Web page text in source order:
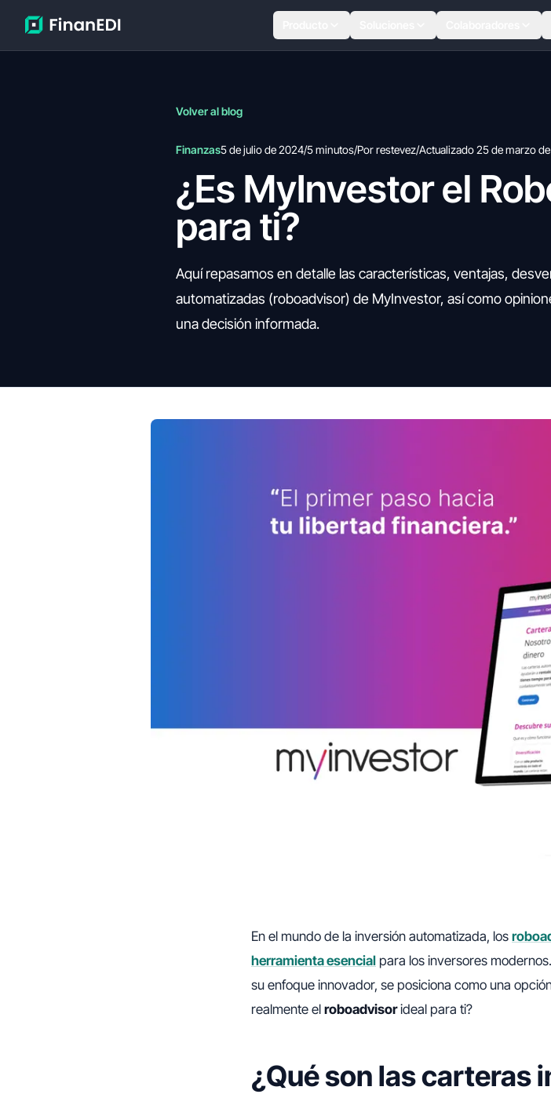
Volver al blog
Finanzas5 de julio de 2024/5 minutos/Por restevez/Actualizado 25 de marzo
¿Es MyInvestor el
para ti?
Aquí repasamos en detalle las características, ventajas,
automatizadas (roboadvisor) de MyInvestor, así como
una decisión informada.
En el mundo de la inversión automatizada, los
herramienta esencial para los inversores modernos.
su enfoque innovador, se posiciona como una
realmente el roboadvisorideal para ti?
¿Qué son las carteras